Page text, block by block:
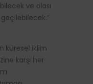
ve olası
geçilebilecek.”
küresel iklim
karşı her